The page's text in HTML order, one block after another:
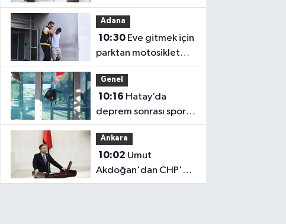
Adana
10:30
parktan motosiklet
çaldı;
Genel
10:16
deprem sonrası spor
yatırımları: 11 milyar
lirayı aştı
Ankara
10:02
Akdoğan'dan CHP'ye
"Komisyon" Tepkisi!